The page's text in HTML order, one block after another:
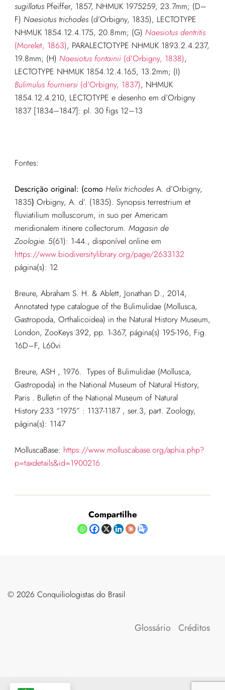
sugillatusPfeiffer, 1857, NHMUK 1975259, 23.7mm; (D–
F) Naesiotus trichodes(d’Orbigny, 1835), LECTOTYPE
NHMUK 1854.12.4.175, 20.8mm; (G) Naesiotus dentritis
(Morelet, 1863), PARALECTOTYPE NHMUK 1893.2.4.237,
19.8mm; (H) Naesiotus fontainii(d’Orbigny, 1838),
LECTOTYPE NHMUK 1854.12.4.165, 13.2mm; (I)
Bulimulus fourniersi(d’Orbigny, 1837), NHMUK
1854.12.4.210, LECTOTYPE e desenho em d’Orbigny
1837 [1834–1847]: pl. 30 figs 12–13
Fontes:
Descrição original: (como Helix trichodesA. d’Orbigny,
1835) Orbigny, A. d’. (1835). Synopsis terrestrium et
fluviatilium molluscorum, in suo per Americam
meridionalem itinere collectorum. Magasin de
Zoologie. 5(61): 1-44., disponível online em
https://www.biodiversitylibrary.org/page/2633132
página(s): 12
Breure, Abraham S. H. & Ablett, Jonathan D., 2014,
Annotated type catalogue of the Bulimulidae (Mollusca,
Gastropoda, Orthalicoidea) in the Natural History Museum,
London, ZooKeys 392, pp. 1-367, página(s) 195-196, Fig.
16D–F, L60vi
Breure, ASH , 1976. Types of Bulimulidae (Mollusca,
Gastropoda) in the National Museum of Natural History,
Paris . Bulletin of the National Museum of Natural
History 233 “1975” : 1137-1187 , ser.3, part. Zoology,
página(s): 1147
MolluscaBase: https://www.molluscabase.org/aphia.php?
p=taxdetails&id=1900216
Compartilhe
©️ 2026 Conquiliologistas do Brasil
Glossário Créditos